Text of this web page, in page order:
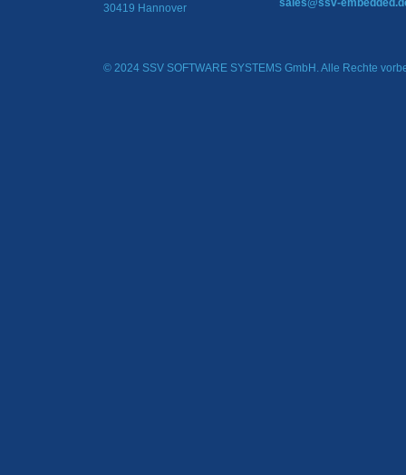
30419 Hannover sales@ssv-
© 2024 SSV SOFTWARE SYSTEMS GmbH. Alle Rechte